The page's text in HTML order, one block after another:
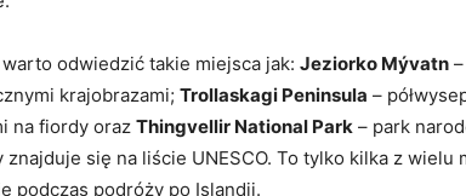
odwiedzić⁢ takie miejsca jak: Jeziorko Mývatn
krajobrazami; Trollaskagi ‌Peninsula –
na fiordy oraz Thingvellir National Park – park
znajduje się na liście UNESCO. To tylko kilka z wielu
podczas podróży po Islandii.